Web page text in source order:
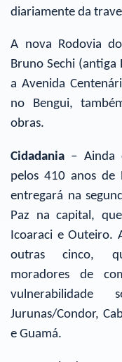
diariamente da
A nova Rodovia
Bruno Sechi (antiga
a Avenida
no Bengui,
obras.
Cidadania – Ainda
pelos 410 anos de
entregará na
Paz na capital,
Icoaraci e Outeiro.
outras cinco,
moradores de
Jurunas/Condor,
e Guamá.